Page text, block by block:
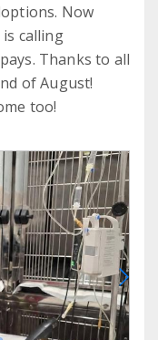
Now
calling
Thanks to all
of August!
too!